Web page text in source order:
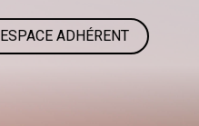
ESPACE ADHÉRENT